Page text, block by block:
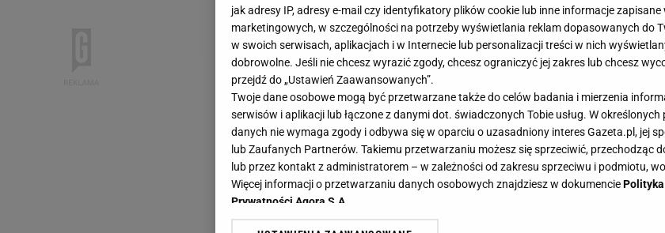
jak adresy IP, adresy e-mail czy identyfikatory plików cookie lub inne informacje
marketingowych, w szczególności na potrzeby wyświetlania reklam dopasowanych do
w swoich serwisach, aplikacjach i w Internecie lub personalizacji treści w nich
dobrowolne. Jeśli nie chcesz wyrazić zgody, chcesz ograniczyć jej zakres lub chcesz
przejdź do „Ustawień Zaawansowanych”.
Twoje dane osobowe mogą być przetwarzane także do celów badania i mierzenia
serwisów i aplikacji lub łączone z danymi dot. świadczonych Tobie usług. W
danych nie wymaga zgody i odbywa się w oparciu o uzasadniony interes Gazeta.pl, jej
lub Zaufanych Partnerów. Takiemu przetwarzaniu możesz się sprzeciwić, przechodząc
lub przez kontakt z administratorem – w zależności od zakresu sprzeciwu i podmiotu,
Więcej informacji o przetwarzaniu danych osobowych znajdziesz w dokumenciePolityka
Prywatności Agora S.A.